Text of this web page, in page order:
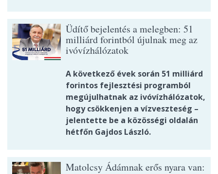
Üdítő bejelentés a melegben: 51
milliárd forintból újulnak meg az
ivóvízhálózatok
A következő évek során 51 milliárd
forintos fejlesztési programból
megújulhatnak az ivóvízhálózatok,
hogy csökkenjen a vízveszteség –
jelentette be a közösségi oldalán
hétfőn Gajdos László.
Matolcsy Ádámnak erős nyara van: